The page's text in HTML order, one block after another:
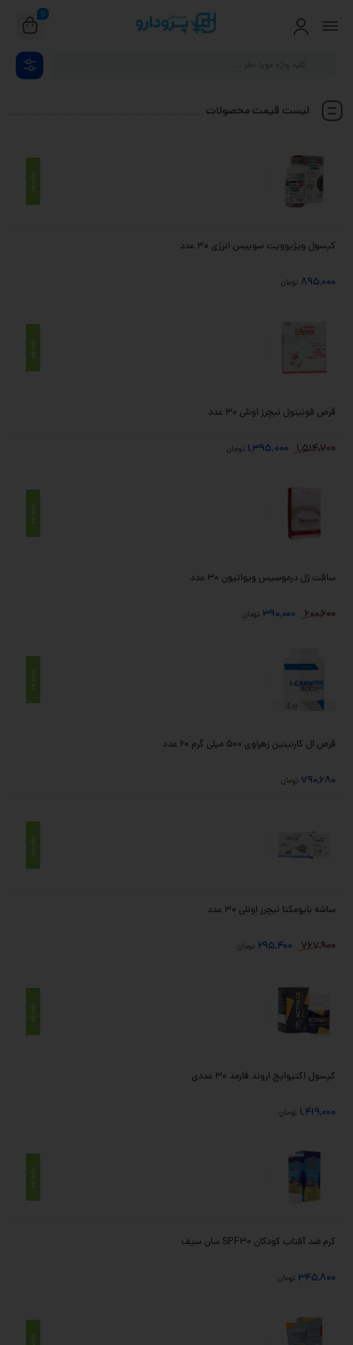
0
لیست قیمت محصولات
وضعیت
/ عکس
موجود
کپسول ویژیوویت سوییس انرژی 30 عدد
895,000 تومان
موجود
قرص فونیتول نیچرز اونلی 30 عدد
1,514,700
1,395,000 تومان
موجود
سافت ژل درموسیس ویواتیون 30 عدد
600,600
390,000 تومان
موجود
قرص ال کارنیتین زهراوی 500 میلی گرم 60 عدد
790,680 تومان
موجود
ساشه بایومکتا نیچرز اونلی 30 عدد
767,900
295,400 تومان
موجود
کپسول اکتیوایج اروند فارمد 30 عددی
1,419,000 تومان
موجود
کرم ضد آفتاب کودکان SPF30 سان سیف
345,800 تومان